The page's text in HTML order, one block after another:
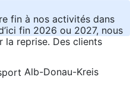
fin à nos activités dans
fin 2026 ou 2027, nous
la reprise. Des clients
Alb-Donau-Kreis